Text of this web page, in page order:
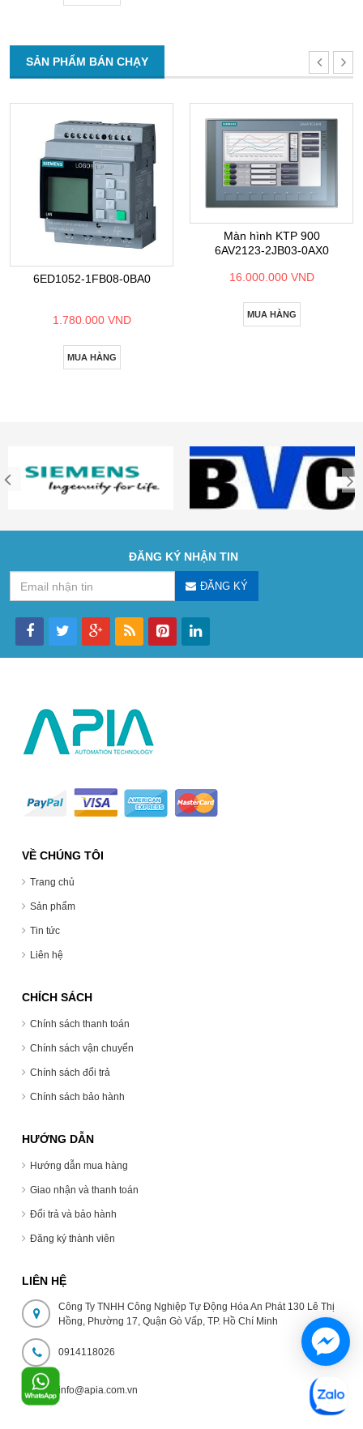
SẢN PHẨM BÁN CHẠY
6ED1052-1FB08-0BA0
1.780.000 VND
MUA HÀNG
Màn hình KTP 900
6AV2123-2JB03-0AX0
16.000.000 VND
MUA HÀNG
ĐĂNG KÝ NHẬN TIN
ĐĂNG KÝ
VỀ CHÚNG TÔI
Trang chủ
Sản phẩm
Tin tức
Liên hệ
CHÍCH SÁCH
Chính sách thanh toán
Chính sách vận chuyển
Chính sách đổi trả
Chính sách bảo hành
HƯỚNG DẪN
Hướng dẫn mua hàng
Giao nhận và thanh toán
Đổi trả và bảo hành
Đăng ký thành viên
LIÊN HỆ
Công Ty TNHH Công Nghiệp Tự Động Hóa An Phát 130 Lê Thị
Hồng, Phường 17, Quận Gò Vấp, TP. Hồ Chí Minh
0914118026
info@apia.com.vn